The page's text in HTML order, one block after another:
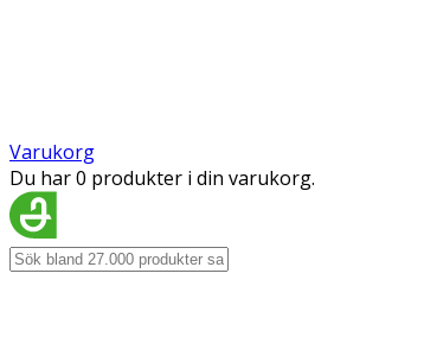
Varukorg
Du har 0 produkter i din varukorg.